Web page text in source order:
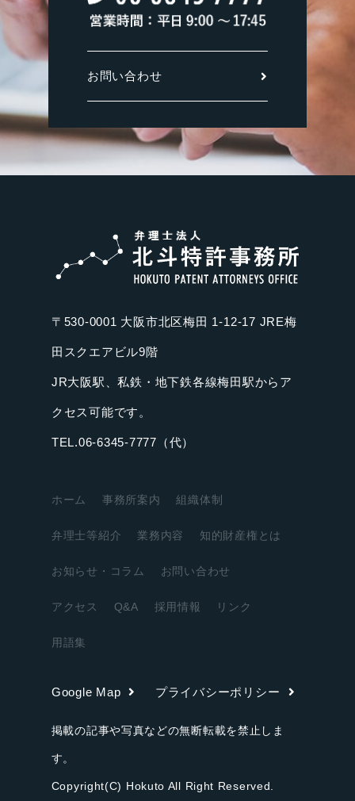
お問い合わせ
〒530-0001 大阪市北区梅田 1-12-17 JRE梅
田スクエアビル9階
JR大阪駅、私鉄・地下鉄各線梅田駅からア
クセス可能です。
TEL.06-6345-7777（代）
ホーム 事務所案内 組織体制
弁理士等紹介 業務内容 知的財産権とは
お知らせ・コラム お問い合わせ
アクセス Q&A 採用情報 リンク
用語集
Google Map プライバシーポリシー
掲載の記事や写真などの無断転載を禁止しま
す。
Copyright(C) Hokuto All Right Reserved.